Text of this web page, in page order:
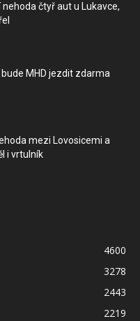
čtyř aut u Lukavce,
MHD jezdit zdarma
mezi Lovosicemi a
i vrtulník
4600
3278
2443
2219